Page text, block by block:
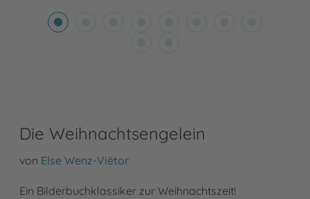
Die Weihnachtsengelein
von Else Wenz-Viëtor
Ein Bilderbuchklassiker zur Weihnachtszeit!